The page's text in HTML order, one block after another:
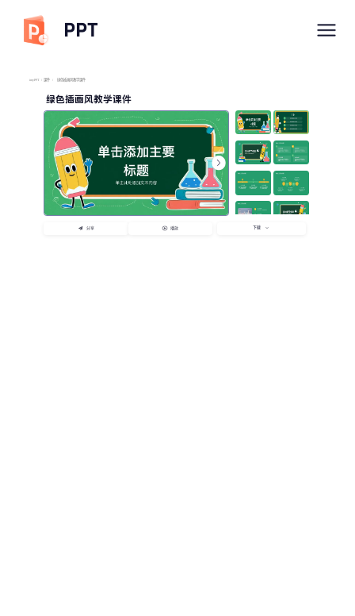
PPT
imyPPT / 课件 / 绿色插画风教学课件
绿色插画风教学课件
分享 播放 下载